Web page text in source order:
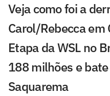
Veja como foi a
Carol/Rebecca em
Etapa da WSL no
188 milhões e
Saquarema